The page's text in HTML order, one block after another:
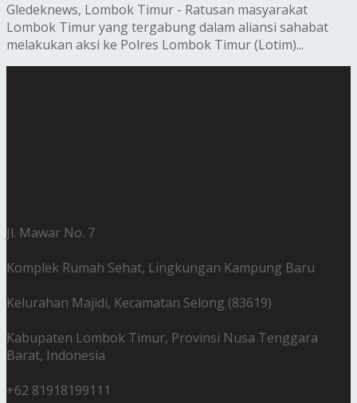
Gledeknews, Lombok Timur - Ratusan masyarakat
Lombok Timur yang tergabung dalam aliansi sahabat
melakukan aksi ke Polres Lombok Timur (Lotim)...
Jl. Mawar No. 7
Komplek Rumah Sehat, Lingkungan Kampung Baru
Kelurahan Majidi, Kecamatan Selong (83619)
Kabupaten Lombok Timur, Provinsi Nusa Tenggara
Barat, Indonesia
+62 81918199111